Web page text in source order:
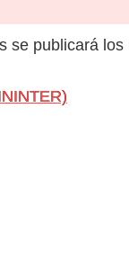
se publicará los